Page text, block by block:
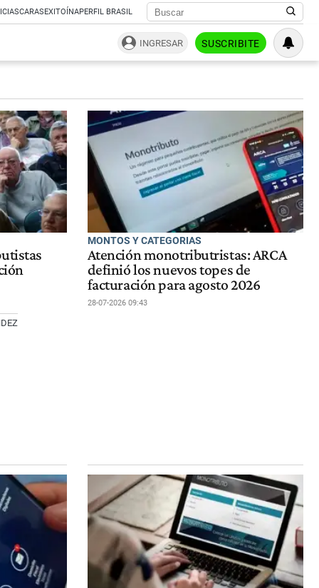
CARASEXITOÍNAPERFIL BRASIL
INGRESAR SUSCRIBITE
MONTOS Y CATEGORIAS
Atención monotributristas: ARCA
definió los nuevos topes de
facturación para agosto 2026
28-07-2026 09:43